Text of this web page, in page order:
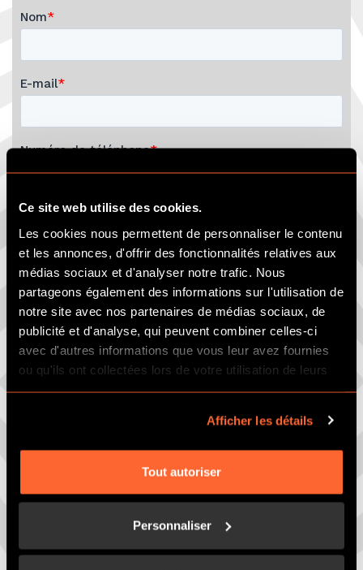
Ce site web utilise des cookies.
Les cookies nous permettent de personnaliser le contenu
et les annonces, d'offrir des fonctionnalités relatives aux
médias sociaux et d'analyser notre trafic. Nous
partageons également des informations sur l'utilisation de
notre site avec nos partenaires de médias sociaux, de
publicité et d'analyse, qui peuvent combiner celles-ci
avec d'autres informations que vous leur avez fournies
ou qu'ils ont collectées lors de votre utilisation de leurs
services.
Afficher les détails
Tout autoriser
Personnaliser